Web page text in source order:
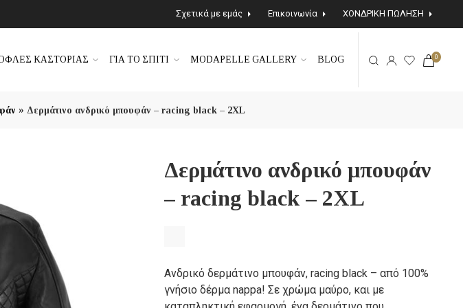
Σχετικά με εμάς Επικοινωνία ΧΟΝΔΡΙΚΗ ΠΩΛΗΣΗ
ΚΑΣΤΟΡΙΑΣ ΓΙΑ ΤΟ ΣΠΙΤΙ MODAPELLE GALLERY BLOG 0
» Δερμάτινο ανδρικό μπουφάν – racing black – 2XL
Δερμάτινο ανδρικό μπουφάν
– racing black – 2XL
Ανδρικό δερμάτινο μπουφάν, racing black – από 100%
γνήσιο δέρμα nappa! Σε χρώμα μαύρο, και με